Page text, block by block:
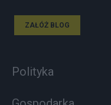
ZAŁÓŻ BLOG
Polityka